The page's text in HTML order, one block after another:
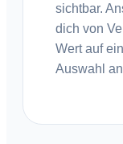
sichtbar.
dich von
Wert auf
Auswahl